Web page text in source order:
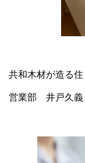
共和木材が造る住
営業部 井戸久義